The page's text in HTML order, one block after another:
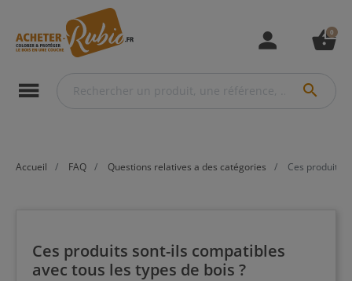
person shopping_basket
0
menu search
Accueil FAQ Questions relatives a des catégories Ces produits
Ces produits sont-ils compatibles
avec tous les types de bois ?